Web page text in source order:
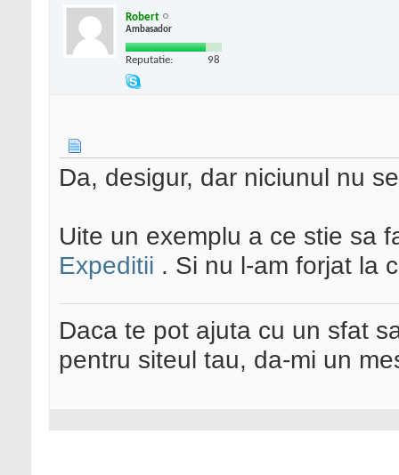
Robert
Ambasador
Reputatie: 98
Da, desigur, dar niciunul nu
Uite un exemplu a ce stie sa
Expeditii . Si nu l-am forjat la
Daca te pot ajuta cu un sfat
pentru siteul tau, da-mi un